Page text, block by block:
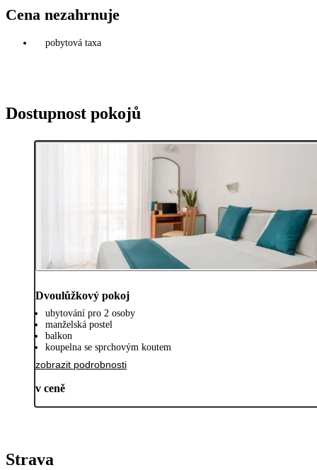
Cena nezahrnuje
pobytová taxa
Dostupnost pokojů
Dvoulůžkový pokoj
ubytování pro 2 osoby
manželská postel
balkon
koupelna se sprchovým koutem
zobrazit podrobnosti
v ceně
Strava